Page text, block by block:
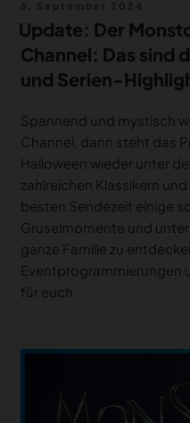
am
Update: Der
Channel: Das sind
und Serien-
Spannend und mystisch
Channel, dann steht das
Halloween wieder unter
zahlreichen Klassikern
besten Sendezeit einige
Gruselmomente und
ganze Familie zu
Eventprogrammierungen
für euch.